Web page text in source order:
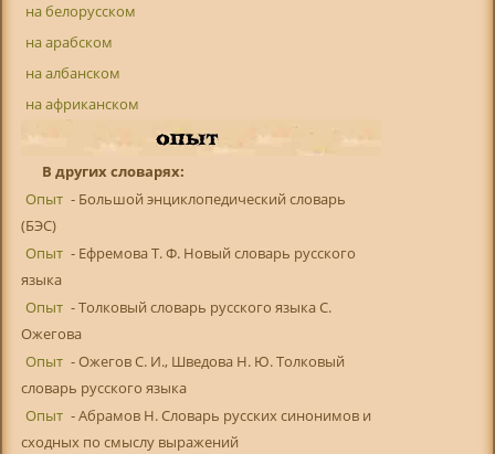
на белорусском
на арабском
на албанском
на африканском
В других словарях:
Опыт - Большой энциклопедический словарь
(БЭС)
Опыт - Ефремова Т. Ф. Новый словарь русского
языка
Опыт - Толковый словарь русского языка С.
Ожегова
Опыт - Ожегов С. И., Шведова Н. Ю. Толковый
словарь русского языка
Опыт - Абрамов Н. Словарь русских синонимов и
сходных по смыслу выражений